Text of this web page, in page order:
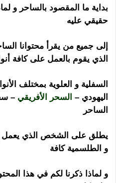
بداية ما المقصود بالساحر و
حقيقي عليه
إلى جميع من يقرأ محتوانا
الذي يقوم بالعمل على كافة
السفلية و العلوية بمختلف
اليهودي – السحر الأفريقي –
الساحر
يطلق على الشخص الذي
و الطلسمية كافة
و لماذا ذكرنا لكم في هذا